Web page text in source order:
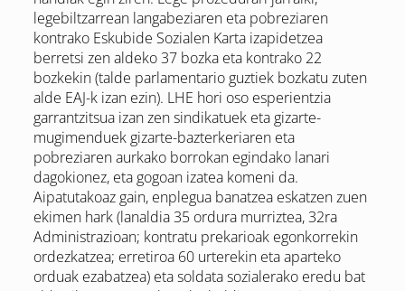
legebiltzarrean langabeziaren eta pobreziaren
kontrako Eskubide Sozialen Karta izapidetzea
berretsi zen aldeko 37 bozka eta kontrako 22
bozkekin (talde parlamentario guztiek bozkatu zuten
alde EAJ-k izan ezin). LHE hori oso esperientzia
garrantzitsua izan zen sindikatuek eta gizarte-
mugimenduek gizarte-bazterkeriaren eta
pobreziaren aurkako borrokan egindako lanari
dagokionez, eta gogoan izatea komeni da.
Aipatutakoaz gain, enplegua banatzea eskatzen zuen
ekimen hark (lanaldia 35 ordura murriztea, 32ra
Administrazioan; kontratu prekarioak egonkorrekin
ordezkatzea; erretiroa 60 urterekin eta aparteko
orduak ezabatzea) eta soldata sozialerako eredu bat